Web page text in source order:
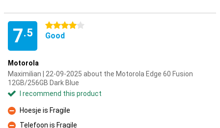
7.5
4 stars
Good
Motorola
Maximilian | 22-09-2025 about the Motorola Edge 60 Fusion
12GB/256GB Dark Blue
I recommend this product
Con
Hoesje is Fragile
Telefoon is Fragile